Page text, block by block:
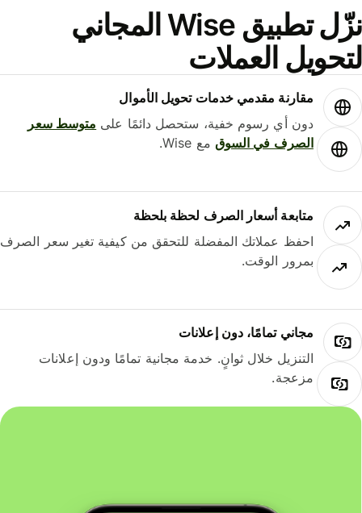
نزّل تطبيق Wise المجاني
العملات
مقارنة مقدمي خدمات تحويل الأموال
دون أي رسوم خفية، ستحصل دائمًا علىمتوسط ​​سعر
الصرف في السوقمع Wise.
متابعة أسعار الصرف لحظة بلحظة
احفظ عملاتك المفضلة للتحقق من كيفية تغير سعر الصرف
بمرور الوقت.
مجاني تمامًا، دون إعلانات
التنزيل خلال ثوانٍ. خدمة مجانية تمامًا ودون إعلانات
مزعجة.